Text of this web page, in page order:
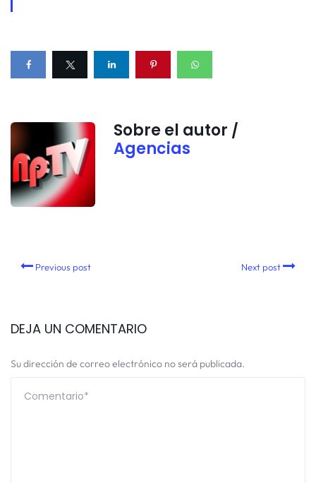
Sobre el autor /
Agencias
Previous post Next post
DEJA UN COMENTARIO
Su dirección de correo electrónico no será publicada.